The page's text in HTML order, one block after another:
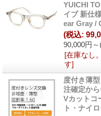
YUICHI
イブ 新仕
ear Gray /
90,000円～
(税込:
[在庫なし
す]
度付き薄
注確定か
Vカットコ
ト・ナイ